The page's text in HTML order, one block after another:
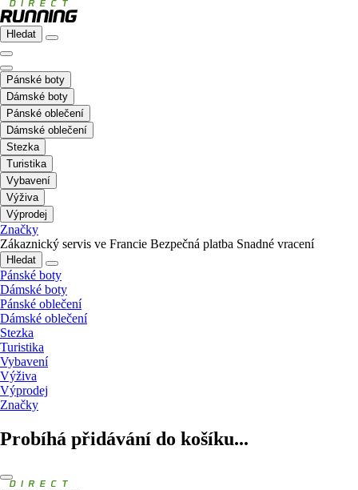
Hledat
Pánské boty
Dámské boty
Pánské oblečení
Dámské oblečení
Stezka
Turistika
Vybavení
Výživa
Výprodej
Značky
Zákaznický servis ve Francie Bezpečná platba Snadné vracení
Hledat
Pánské boty
Dámské boty
Pánské oblečení
Dámské oblečení
Stezka
Turistika
Vybavení
Výživa
Výprodej
Značky
Probíhá přidávání do košíku...